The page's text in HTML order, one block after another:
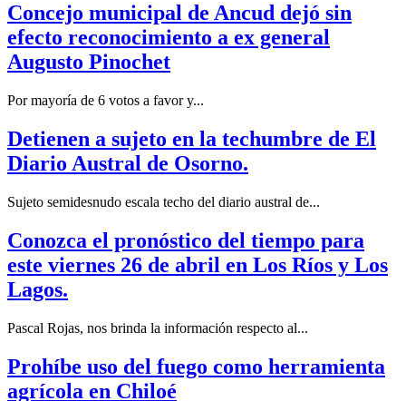
Concejo municipal de Ancud dejó sin
efecto reconocimiento a ex general
Augusto Pinochet
Por mayoría de 6 votos a favor y...
Detienen a sujeto en la techumbre de El
Diario Austral de Osorno.
Sujeto semidesnudo escala techo del diario austral de...
Conozca el pronóstico del tiempo para
este viernes 26 de abril en Los Ríos y Los
Lagos.
Pascal Rojas, nos brinda la información respecto al...
Prohíbe uso del fuego como herramienta
agrícola en Chiloé